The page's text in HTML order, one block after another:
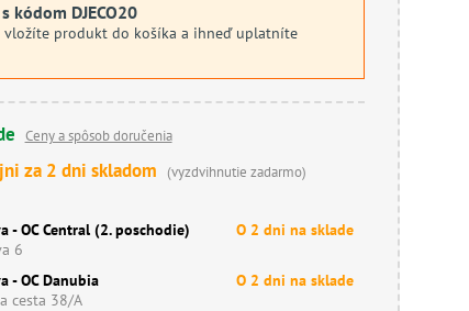
kódom DJECO20
vložíte produkt do košíka a ihneď uplatníte
Ceny a spôsob doručenia
za 2 dni skladom (vyzdvihnutie zadarmo)
- OC Central (2. poschodie)
6
O 2 dni na sklade
- OC Danubia
cesta 38/A
O 2 dni na sklade